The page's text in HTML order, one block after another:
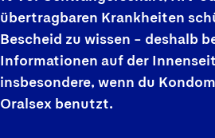
übertragbaren Krankheiten
Bescheid zu wissen – deshalb
Informationen auf der
insbesondere, wenn du
Oralsex benutzt.